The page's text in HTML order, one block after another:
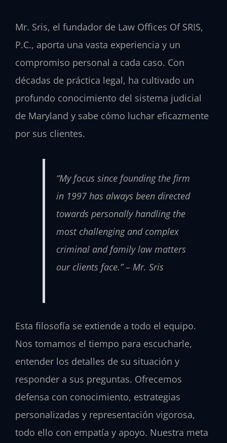
Mr. Sris, el fundador de Law Offices Of SRIS,
P.C., aporta una vasta experiencia y un
compromiso personal a cada caso. Con
décadas de práctica legal, ha cultivado un
profundo conocimiento del sistema judicial
de Maryland y sabe cómo luchar eficazmente
por sus clientes.
“My focus since founding the firm
in 1997 has always been directed
towards personally handling the
most challenging and complex
criminal and family law matters
our clients face.” – Mr. Sris
Esta filosofía se extiende a todo el equipo.
Nos tomamos el tiempo para escucharle,
entender los detalles de su situación y
responder a sus preguntas. Ofrecemos
defensa con conocimiento, estrategias
personalizadas y representación vigorosa,
todo ello con empatía y apoyo. Nuestra meta